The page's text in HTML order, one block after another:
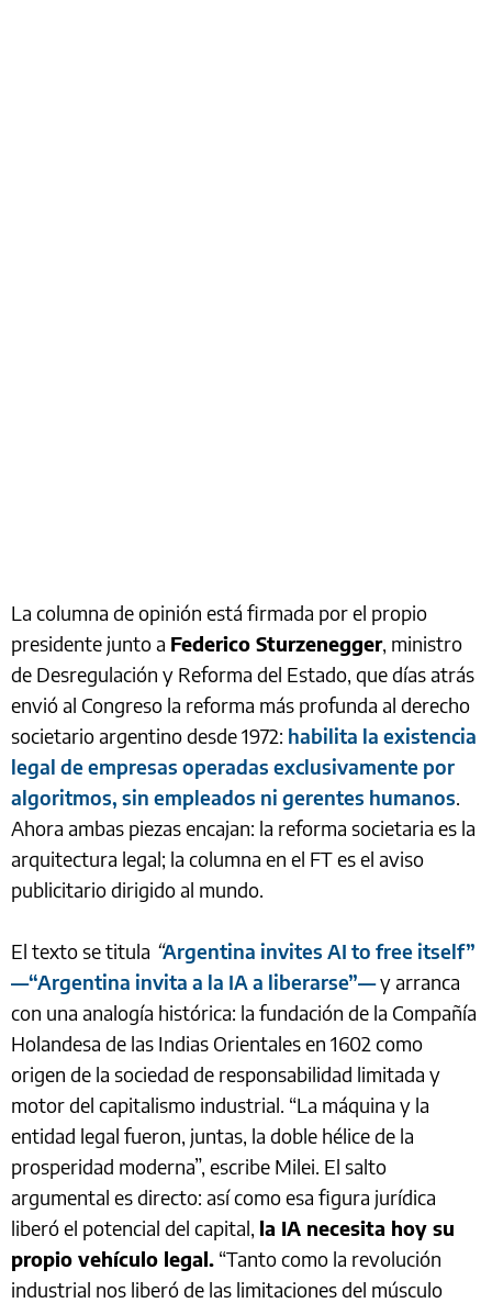
La columna de opinión está firmada por el propio
presidente junto a Federico Sturzenegger, ministro
de Desregulación y Reforma del Estado, que días atrás
envió al Congreso la reforma más profunda al derecho
societario argentino desde 1972: habilita la existencia
legal de empresas operadas exclusivamente por
algoritmos, sin empleados ni gerentes humanos.
Ahora ambas piezas encajan: la reforma societaria es la
arquitectura legal; la columna en el FT es el aviso
publicitario dirigido al mundo.
El texto se titula “Argentina invites AI to free itself”
—“Argentina invita a la IA a liberarse”—y arranca
con una analogía histórica: la fundación de la Compañía
Holandesa de las Indias Orientales en 1602 como
origen de la sociedad de responsabilidad limitada y
motor del capitalismo industrial. “La máquina y la
entidad legal fueron, juntas, la doble hélice de la
prosperidad moderna”, escribe Milei. El salto
argumental es directo: así como esa figura jurídica
liberó el potencial del capital, la IA necesita hoy su
propio vehículo legal. “Tanto como la revolución
industrial nos liberó de las limitaciones del músculo